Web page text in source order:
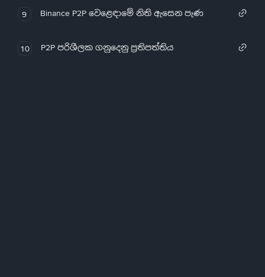
9 Binance P2P වෙළෙඳාමේ නිති ඇසෙන පැණ
10 P2P පරිශීලක ගනුදෙනු ප්‍රතිපත්තිය